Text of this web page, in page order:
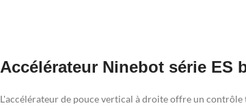
Accélérateur Ninebot série ES
L'accélérateur de pouce vertical à droite offre un